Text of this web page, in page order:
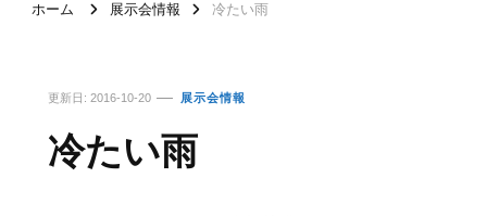
ホーム 展示会情報 冷たい雨
更新日: 2016-10-20 展示会情報
冷たい雨